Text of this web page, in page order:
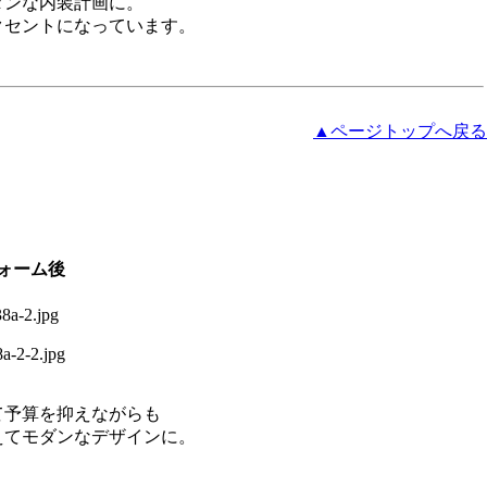
ントになっています。
▲ページトップへ戻る
ーム後
算を抑えながらも
モダンなデザインに。